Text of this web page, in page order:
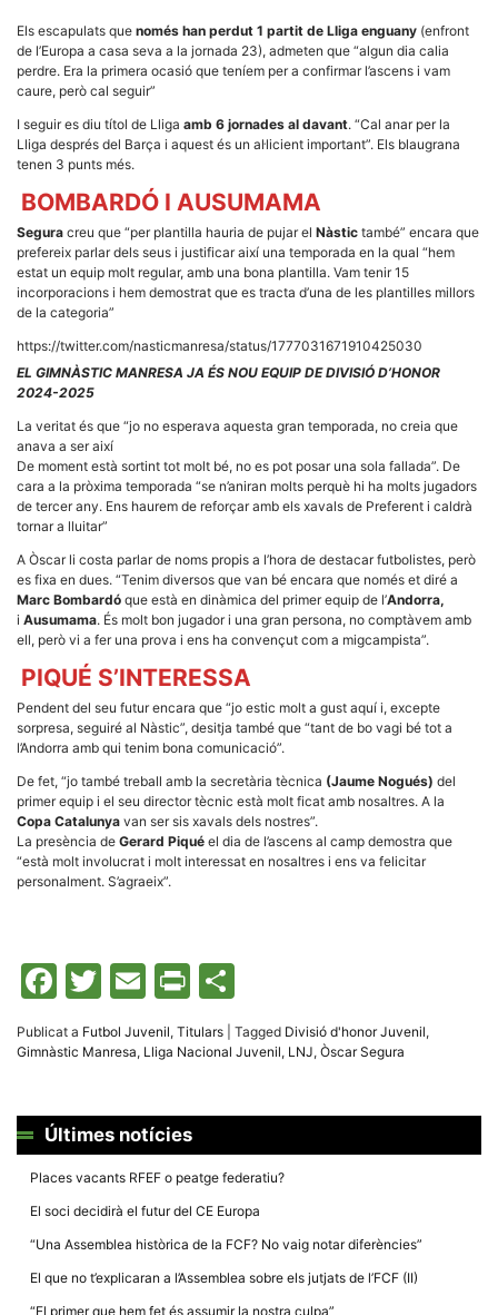
Els escapulats que només han perdut 1 partit de Lliga enguany (enfront
de l’Europa a casa seva a la jornada 23), admeten que “algun dia calia
perdre. Era la primera ocasió que teníem per a confirmar l’ascens i vam
caure, però cal seguir”
I seguir es diu títol de Lliga amb 6 jornades al davant. “Cal anar per la
Lliga després del Barça i aquest és un al·licient important”. Els blaugrana
tenen 3 punts més.
BOMBARDÓ I AUSUMAMA
Segura creu que “per plantilla hauria de pujar el Nàstic també” encara que
prefereix parlar dels seus i justificar així una temporada en la qual “hem
estat un equip molt regular, amb una bona plantilla. Vam tenir 15
incorporacions i hem demostrat que es tracta d’una de les plantilles millors
de la categoria”
https://twitter.com/nasticmanresa/status/1777031671910425030
EL GIMNÀSTIC MANRESA JA ÉS NOU EQUIP DE DIVISIÓ D’HONOR
2024-2025
La veritat és que “jo no esperava aquesta gran temporada, no creia que
anava a ser així
De moment està sortint tot molt bé, no es pot posar una sola fallada”. De
cara a la pròxima temporada “se n’aniran molts perquè hi ha molts jugadors
de tercer any. Ens haurem de reforçar amb els xavals de Preferent i caldrà
tornar a lluitar”
A Òscar li costa parlar de noms propis a l’hora de destacar futbolistes, però
es fixa en dues. “Tenim diversos que van bé encara que només et diré a
Marc Bombardó que està en dinàmica del primer equip de l’Andorra,
i Ausumama. És molt bon jugador i una gran persona, no comptàvem amb
ell, però vi a fer una prova i ens ha convençut com a migcampista”.
PIQUÉ S’INTERESSA
Pendent del seu futur encara que “jo estic molt a gust aquí i, excepte
sorpresa, seguiré al Nàstic”, desitja també que “tant de bo vagi bé tot a
l’Andorra amb qui tenim bona comunicació”.
De fet, “jo també treball amb la secretària tècnica (Jaume Nogués) del
primer equip i el seu director tècnic està molt ficat amb nosaltres. A la
Copa Catalunya van ser sis xavals dels nostres”.
La presència de Gerard Piqué el dia de l’ascens al camp demostra que
“està molt involucrat i molt interessat en nosaltres i ens va felicitar
personalment. S’agraeix”.
Facebook
Twitter
Email
Print
Publicat a Futbol Juvenil, Titulars Tagged Divisió d'honor Juvenil,
Gimnàstic Manresa, Lliga Nacional Juvenil, LNJ, Òscar Segura
Últimes notícies
Places vacants RFEF o peatge federatiu?
El soci decidirà el futur del CE Europa
“Una Assemblea històrica de la FCF? No vaig notar diferències”
El que no t’explicaran a l’Assemblea sobre els jutjats de l’FCF (II)
“El primer que hem fet és assumir la nostra culpa”
emmagatzemen
dades en el seu
dispositiu que
permeten que el
possible. Si
rebutja
algunes
funcionalitats
desapareixeran
del lloc web.
els teus
interessos i
navegues pel
nostre lloc
incrementes
la possibilitat
de mirar
ofertes i
contingut
personalitzat.